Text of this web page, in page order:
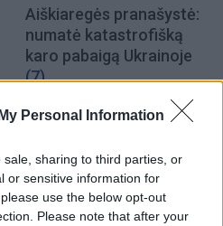
Personal Information
sharing to third parties, or
or sensitive information for
use the below opt-out
Please note that after your
Aiškiaregės pranašystė:
numatė katastrofišką
karo pabaigą Ukrainoje
(7)